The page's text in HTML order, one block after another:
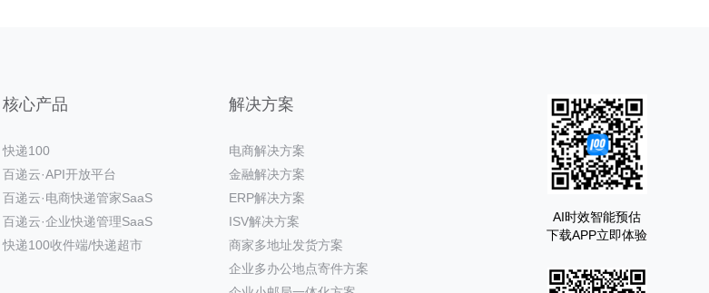
核心产品
快递100
百递云·API开放平台
百递云·电商快递管家SaaS
百递云·企业快递管理SaaS
快递100收件端/快递超市
解决方案
电商解决方案
金融解决方案
ERP解决方案
ISV解决方案
商家多地址发货方案
企业多办公地点寄件方案
AI时效智能预估
下载APP立即体验